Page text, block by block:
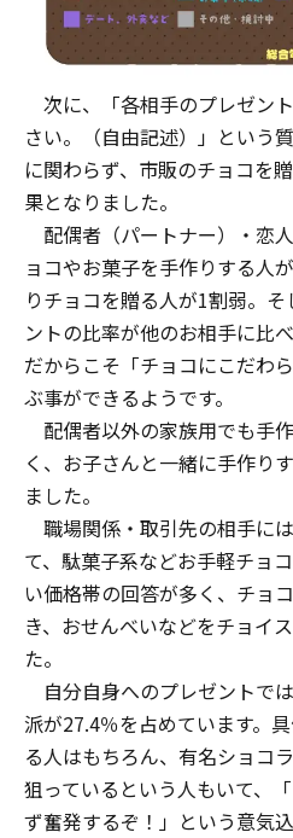
次に、「各相手のプレゼン
さい。（自由記述）」という
に関わらず、市販のチョコを
果となりました。
配偶者（パートナー）・恋
ョコやお菓子を手作りする人
りチョコを贈る人が1割弱。
ントの比率が他のお相手に比
だからこそ「チョコにこだわ
ぶ事ができるようです。
配偶者以外の家族用でも手
く、お子さんと一緒に手作り
ました。
職場関係・取引先の相手に
て、駄菓子系などお手軽チョ
い価格帯の回答が多く、チョ
き、おせんべいなどをチョイ
た。
自分自身へのプレゼントで
派が27.4％を占めています。
る人はもちろん、有名ショコ
狙っているという人もいて、
ず奮発するぞ！」という意気